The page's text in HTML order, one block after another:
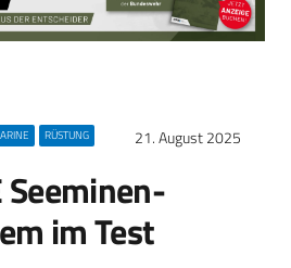
RÜSTUNG 21. August 2025
Seeminen-
im Test